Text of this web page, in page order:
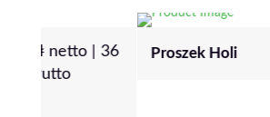
Proszek Holi 5 zł netto |